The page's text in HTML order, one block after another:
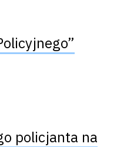
policjanta na